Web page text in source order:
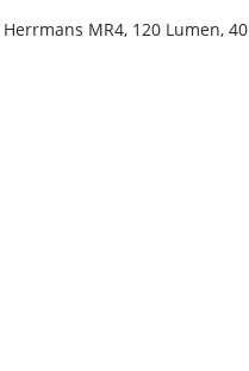
MR4, 120 Lumen,